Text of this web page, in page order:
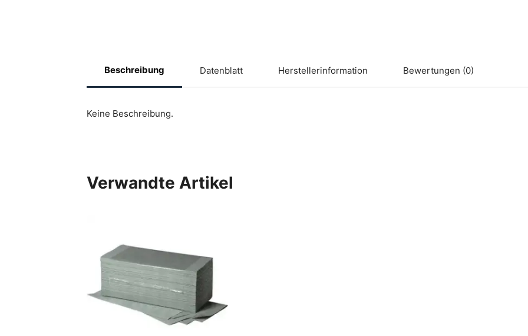
Beschreibung Datenblatt Herstellerinformation Bewertungen (0)
Keine Beschreibung.
Verwandte Artikel